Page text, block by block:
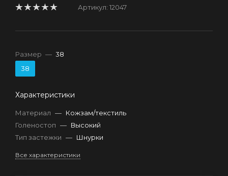
Артикул: 12047
Размер — 38
38
Характеристики
Материал — Кожзам/текстиль
Голеностоп — Высокий
Тип застежки — Шнурки
Все характеристики